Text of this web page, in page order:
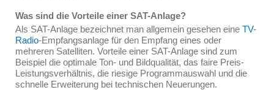
Was sind die Vorteile einer SAT-Anlage?
Als SAT-Anlage bezeichnet man allgemein gesehen eine TV-
Radio-Empfangsanlage für den Empfang eines oder
mehreren Satelliten. Vorteile einer SAT-Anlage sind zum
Beispiel die optimale Ton- und Bildqualität, das faire Preis-
Leistungsverhältnis, die riesige Programmauswahl und die
schnelle Erweiterung bei technischen Neuerungen.